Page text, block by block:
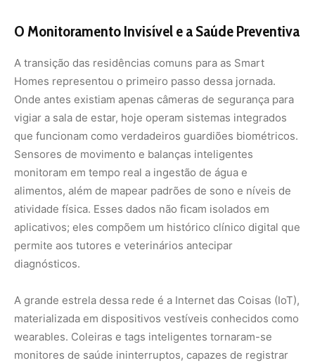
O Monitoramento Invisível e a Saúde Preventiva
A transição das residências comuns para as Smart
Homes representou o primeiro passo dessa jornada.
Onde antes existiam apenas câmeras de segurança para
vigiar a sala de estar, hoje operam sistemas integrados
que funcionam como verdadeiros guardiões biométricos.
Sensores de movimento e balanças inteligentes
monitoram em tempo real a ingestão de água e
alimentos, além de mapear padrões de sono e níveis de
atividade física. Esses dados não ficam isolados em
aplicativos; eles compõem um histórico clínico digital que
permite aos tutores e veterinários antecipar
diagnósticos.
A grande estrela dessa rede é a Internet das Coisas (IoT),
materializada em dispositivos vestíveis conhecidos como
wearables. Coleiras e tags inteligentes tornaram-se
monitores de saúde ininterruptos, capazes de registrar